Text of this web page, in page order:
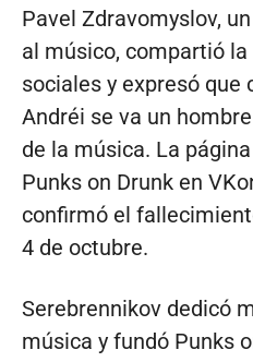
Pavel Zdravomyslov,
al músico, compartió
sociales y expresó que
Andréi se va un
de la música. La
Punks on Drunk en
confirmó el
4 de octubre.
Serebrennikov dedicó
música y fundó Punks